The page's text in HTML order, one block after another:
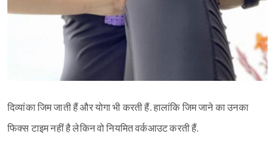
दिव्यांका जिम जाती हैं और योगा भी करती हैं. हालांकि जिम जाने का उनका
फिक्स टाइम नहीं है लेकिन वो नियमित वर्कआउट करती हैं.